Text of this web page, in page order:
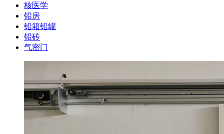
核医学
铅房
铅箱铅罐
铅砖
气密门